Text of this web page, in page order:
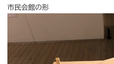
市民会館の形